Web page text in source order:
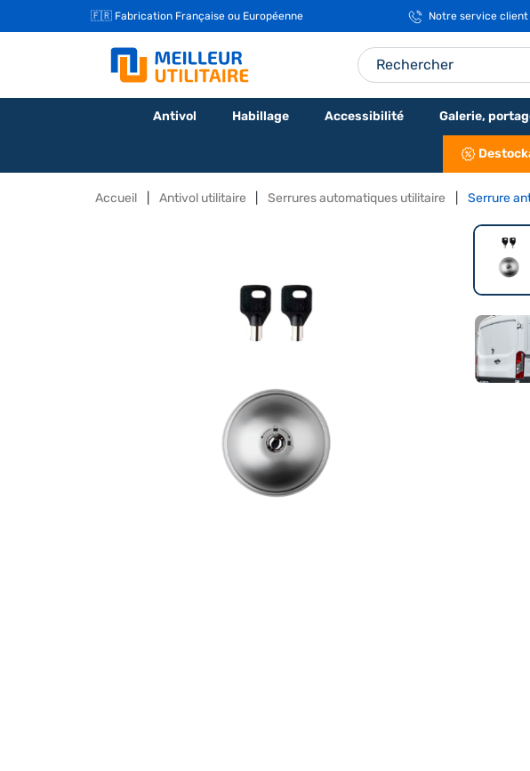
🇫🇷 Fabrication Française ou Européenne Notre service client
Antivol Habillage Accessibilité Galerie,
Accueil Antivol utilitaire Serrures automatiques utilitaire Serrure